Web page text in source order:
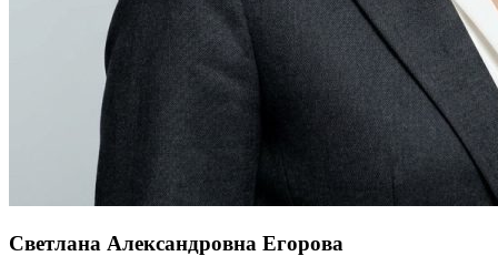
Светлана Александровна Егорова